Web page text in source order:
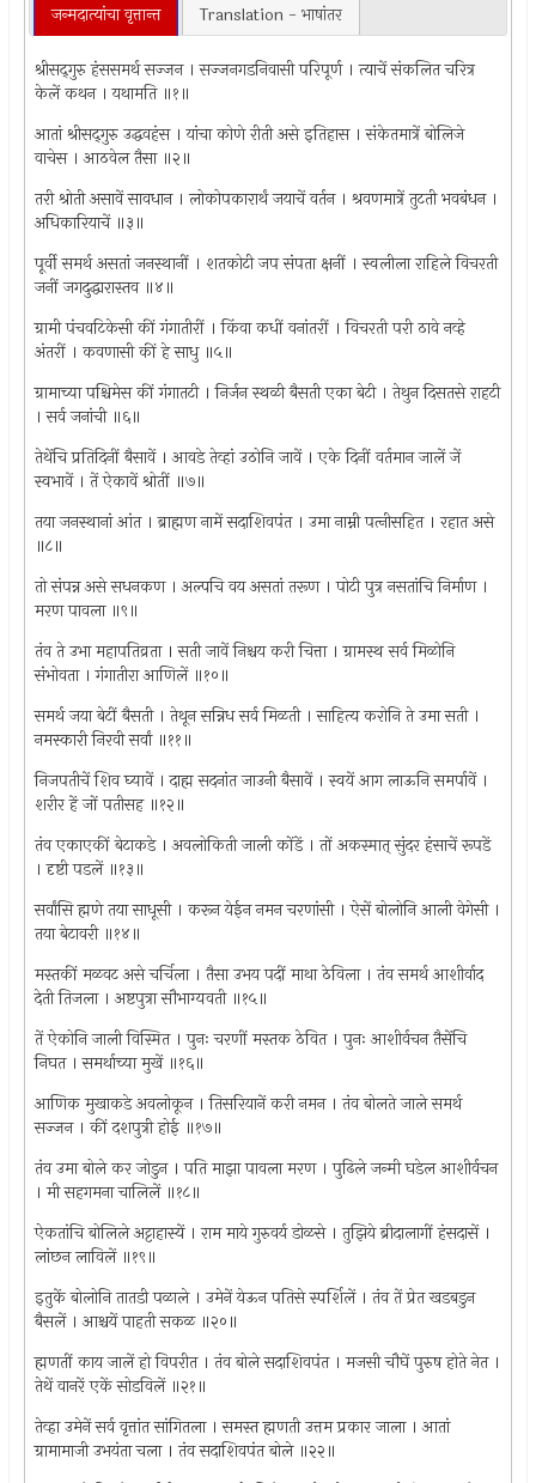
जन्मदात्यांचा वृत्तान्त Translation - भाषांतर
श्रीसद्‌गुरु हंससमर्थ सज्जन । सज्जनगडनिवासी परिपूर्ण । त्याचें संकलित चरित्र
केलें कथन । यथामति ॥१॥
आतां श्रीसद्‌गुरु उद्धवहंस । यांचा कोणे रीती असे इतिहास । संकेतमात्रें बोलिजे
वाचेस । आठवेल तैसा ॥२॥
तरी श्रोती असावें सावधान । लोकोपकारार्थं जयाचें वर्तन । श्रवणमात्रें तुटती भवबंधन ।
अधिकारियाचें ॥३॥
पूर्वी समर्थ असतां जनस्थानीं । शतकोटी जप संपता क्षनीं । स्वलीला राहिले विचरती
जनीं जगदुद्धारास्तव ॥४॥
ग्रामी पंचवटिकेसी कीं गंगातीरीं । किंवा कधीं वनांतरीं । विचरती परी ठावे नव्हे
अंतरीं । कवणासी कीं हे साधु ॥५॥
ग्रामाच्या पश्चिमेस कीं गंगातटी । निर्जन स्थळी बैसती एका बेटी । तेथुन दिसतसे राहटी
। सर्व जनांची ॥६॥
तेथेंचि प्रतिदिनीं बैसावें । आवडे तेव्हां उठोनि जावें । एके दिनीं वर्तमान जालें जें
स्वभावें । तें ऐकावें श्रोतीं ॥७॥
तया जनस्थानां आंत । ब्राह्मण नामें सदाशिवपंत । उमा नाम्नी पत्‍नीसहित । रहात असे
॥८॥
तो संपन्न असे सधनकण । अल्पचि वय असतां तरूण । पोटी पुत्र नसतांचि निर्माण ।
मरण पावला ॥९॥
तंव ते उभा महापतिव्रता । सती जावें निश्चय करी चित्ता । ग्रामस्थ सर्व मिळोनि
संभोवता । गंगातीरा आणिलें ॥१०॥
समर्थ जया बेटीं बैसती । तेथून सन्निध सर्व मिळती । साहित्य करोनि ते उमा सती ।
नमस्कारी निरवी सर्वां ॥११॥
निजपतीचें शिव घ्यावें । दाह्म सदनांत जाउनी बैसावें । स्वयें आग लाऊनि समर्पावें ।
शरीर हें जों पतीसह ॥१२॥
तंव एकाएकीं बेटाकडे । अवलोकिती जाली कोंडें । तों अकस्मात् सुंदर हंसाचें रूपडें
। दृष्टी पडलें ॥१३॥
सर्वांसि ह्मणे तया साधूसी । करून येईन नमन चरणांसी । ऐसें बोलोनि आली वेगेसी ।
तया बेटावरी ॥१४॥
मस्तकीं मळवट असे चर्चिला । तैसा उभय पदीं माथा ठेविला । तंव समर्थ आशीर्वाद
देती तिजला । अष्टपुत्रा सौभाग्यवती ॥१५॥
तें ऐकोनि जाली विस्मित । पुनः चरणीं मस्तक ठेवित । पुनः आशीर्वचन तैसेंचि
निघत । समर्थाच्या मुखें ॥१६॥
आणिक मुखाकडे अवलोकून । तिसरियानें करी नमन । तंव बोलते जाले समर्थ
सज्जन । कीं दशपुत्री होई ॥१७॥
तंव उमा बोले कर जोडुन । पति माझा पावला मरण । पुढिले जन्मी घडेल आशीर्वचन
। मी सहगमना चालिलें ॥१८॥
ऐकतांचि बोलिले अट्टाहास्यें । राम माये गुरुवर्य डोळसे । तुझिये ब्रीदालागीं हंसदासें ।
लांछन लाविलें ॥१९॥
इतुकें बोलोनि तातडी पळाले । उमेनें येऊन पतिसे स्पर्शिलें । तंव तें प्रेत खडबडुन
बैसलें । आश्चयें पाहती सकळ ॥२०॥
ह्मणतीं काय जालें हो विपरीत । तंव बोले सदाशिवपंत । मजसी चौघें पुरुष होते नेत ।
तेथें वानरें एकें सोडविलें ॥२१॥
तेव्हा उमेनें सर्व वृत्तांत सांगितला । समस्त ह्मणती उत्तम प्रकार जाला । आतां
ग्रामामाजी उभयंता चला । तंव सदाशिवपंत बोले ॥२२॥